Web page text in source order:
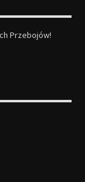
Przebojów!